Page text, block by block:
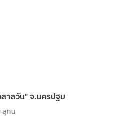
าลวัน" จ.นครปฐม
-สุทน